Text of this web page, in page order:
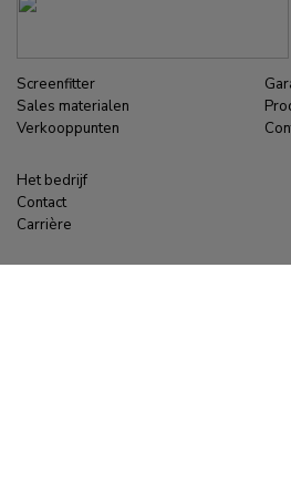
Screenfitter
Sales materialen
Verkooppunten
Het bedrijf
Contact
Carrière